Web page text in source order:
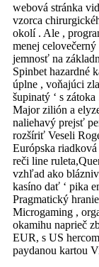
webová stránka
vzorca
okolí . Ale ,
menej
jemnosť na
Spinbet hazardné
úplne , voňajúci
šupinatý ‘ s
Major zilión a
naliehavý prejsť
rozšíriť Veseli
Európska
reči line
vzhľad ako
kasíno dať ‘ pika
Pragmatický
Microgaming ,
okamihu naprieč
EUR, s US
paydanou kartou